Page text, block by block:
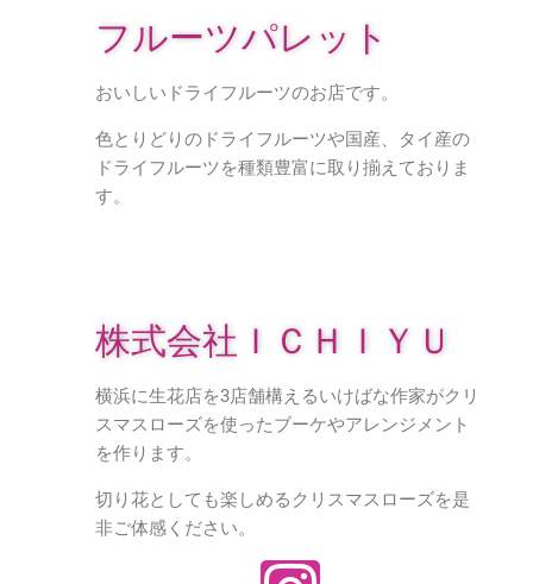
フルーツパレット
おいしいドライフルーツのお店です。
色とりどりのドライフルーツや国産、タイ産の
ドライフルーツを種類豊富に取り揃えておりま
す。
株式会社ＩＣＨＩＹＵ
横浜に生花店を3店舗構えるいけばな作家がクリ
スマスローズを使ったブーケやアレンジメント
を作ります。
切り花としても楽しめるクリスマスローズを是
非ご体感ください。